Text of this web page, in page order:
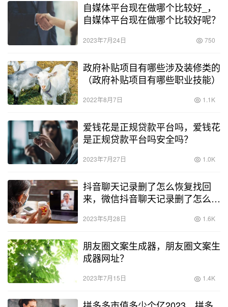
自媒体平台现在做哪个比较好_，
自媒体平台现在做哪个比较好呢？
2023年7月24日 750
政府补贴项目有哪些涉及装修类的
（政府补贴项目有哪些职业技能）
2022年8月7日 1.1K
爱钱花是正规贷款平台吗，爱钱花
是正规贷款平台吗安全吗？
2023年7月27日 1.0K
抖音聊天记录删了怎么恢复找回
来，微信抖音聊天记录删了怎么恢
2023年5月28日 1.6K
朋友圈文案生成器，朋友圈文案生
成器网址？
2023年7月15日 1.4K